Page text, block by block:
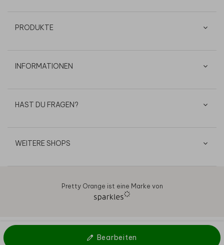
Bearbeiten
PRODUKTE
INFORMATIONEN
HAST DU FRAGEN?
WEITERE SHOPS
Pretty Orange ist eine Marke von
AGB Datenschutz Cookies Impressum © 2026